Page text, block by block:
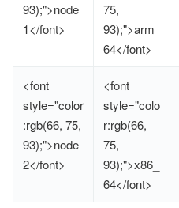
93);">node
1</font>
75,
93);">arm
64</font>
<font
style="color
:rgb(66, 75,
93);">node
2</font>
<font
style="colo
r:rgb(66,
75,
93);">x86_
64</font>